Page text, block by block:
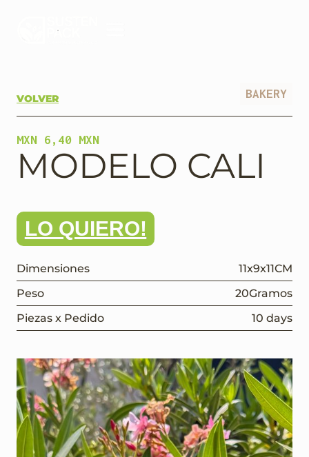
VOLVER BAKERY
MXN 6,40 MXN
MODELO CALI
LO QUIERO!
Dimensiones 11x9x11CM
Peso
20Gramos
Piezas x Pedido
10 days